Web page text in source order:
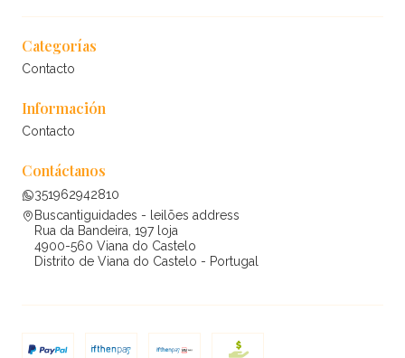
Categorías
Contacto
Información
Contacto
Contáctanos
351962942810
Buscantiguidades - leilões address
Rua da Bandeira, 197 loja
4900-560 Viana do Castelo
Distrito de Viana do Castelo - Portugal